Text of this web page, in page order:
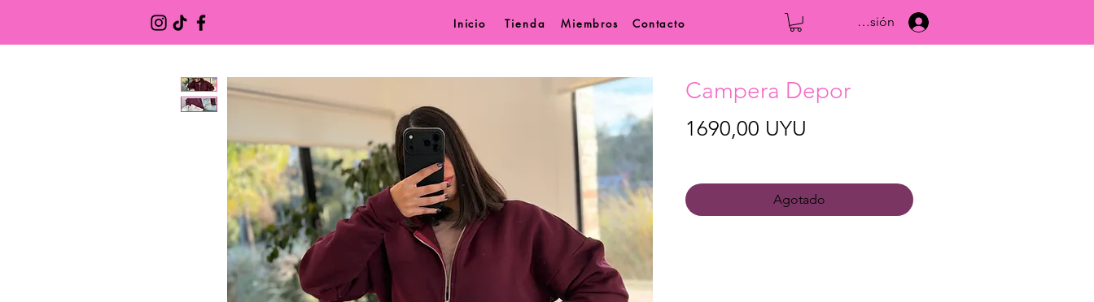
Inicio Tienda Miembros Contacto Iniciar sesión
Campera Depor
1690,00 UYU
Agotado